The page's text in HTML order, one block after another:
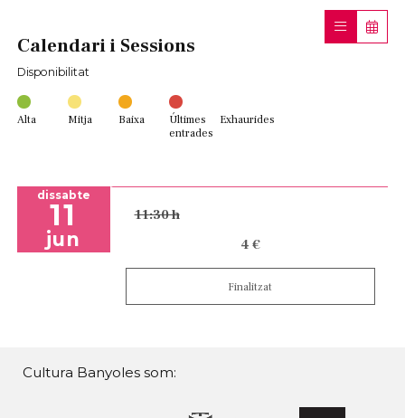
Calendari i Sessions
Disponibilitat
Alta Mitja Baixa
Últimes
entrades
Exhaurides
dissabte
11
jun
11:30 h
4 €
Finalitzat
Cultura Banyoles som: